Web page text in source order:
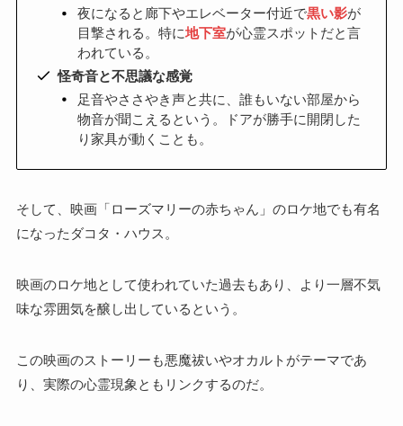
夜になると廊下やエレベーター付近で黒い影が
目撃される。特に地下室が心霊スポットだと言
われている。
怪奇音と不思議な感覚
足音やささやき声と共に、誰もいない部屋から
物音が聞こえるという。ドアが勝手に開閉した
り家具が動くことも。
そして、映画「ローズマリーの赤ちゃん」のロケ地でも有名
になったダコタ・ハウス。
映画のロケ地として使われていた過去もあり、より一層不気
味な雰囲気を醸し出しているという。
この映画のストーリーも悪魔祓いやオカルトがテーマであ
り、実際の心霊現象ともリンクするのだ。